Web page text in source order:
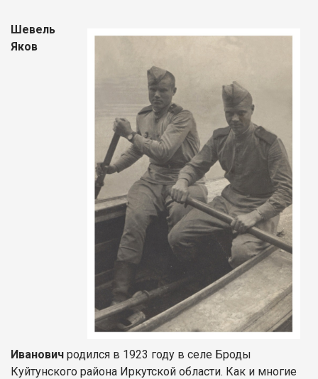
Шевель
Яков
Иванович родился в 1923 году в селе Броды
Куйтунского района Иркутской области. Как и многие